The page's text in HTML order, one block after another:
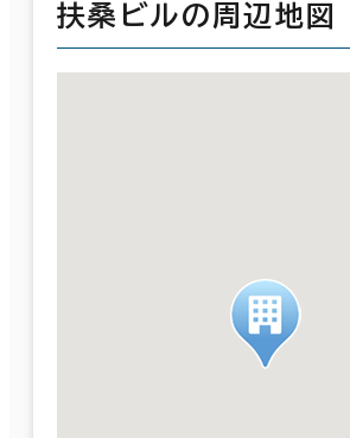
扶桑ビルの周辺地図